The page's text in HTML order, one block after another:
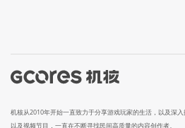
机核从2010年开始一直致力于分享游戏玩家的生活，以及深
以及视频节目，一直在不断寻找民间高质量的内容创作者。